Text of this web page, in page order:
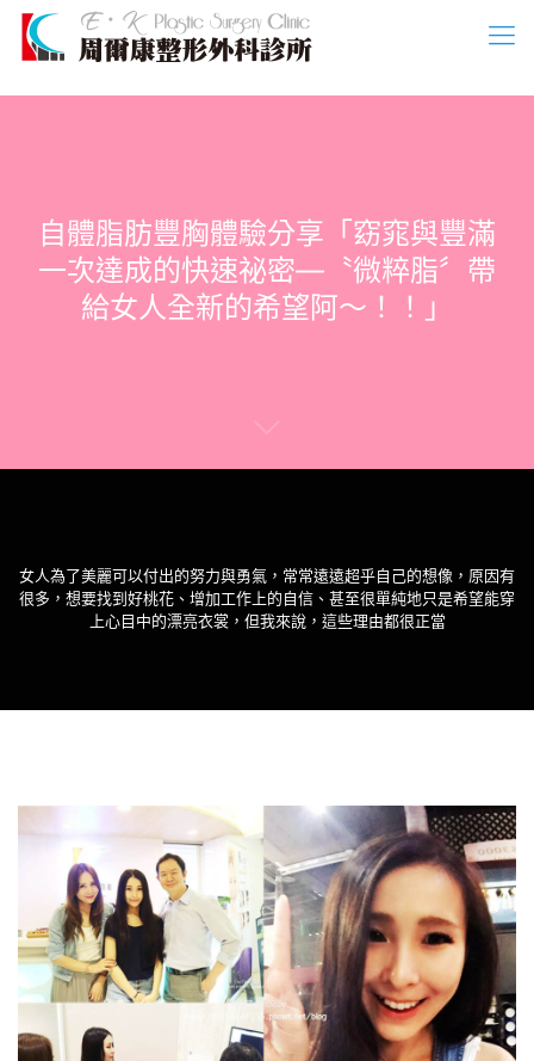
自體脂肪豐胸體驗分享「窈窕與豐滿
一次達成的快速祕密—〝微粹脂〞帶
給女人全新的希望阿～！！」
女人為了美麗可以付出的努力與勇氣，常常遠遠超乎自己的想像，原因有
很多，想要找到好桃花、增加工作上的自信、甚至很單純地只是希望能穿
上心目中的漂亮衣裳，但我來說，這些理由都很正當